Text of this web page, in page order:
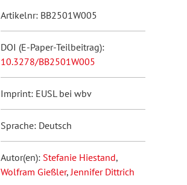
Artikelnr: BB2501W005
DOI (E-Paper-Teilbeitrag):
10.3278/BB2501W005
Imprint: EUSL bei wbv
Sprache: Deutsch
Autor(en): Stefanie Hiestand,
Wolfram Gießler,Jennifer Dittrich